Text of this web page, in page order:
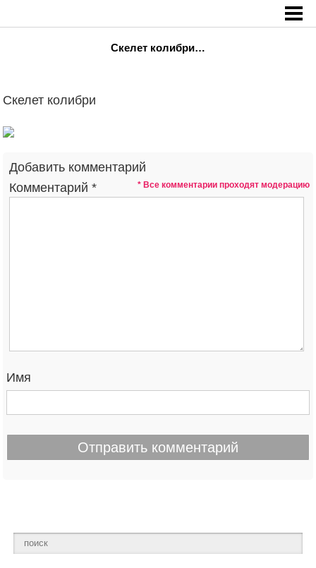
Скелет колибри…
Скелет колибри
Добавить комментарий
* Все комментарии проходят модерацию
Комментарий*
Имя